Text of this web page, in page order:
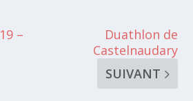
–
Duathlon de
Castelnaudary
SUIVANT